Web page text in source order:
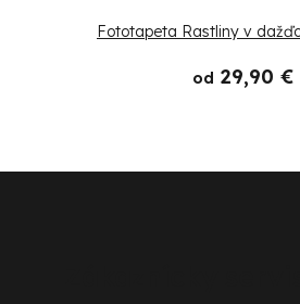
Fototapeta Rastliny v
od 29,90 €